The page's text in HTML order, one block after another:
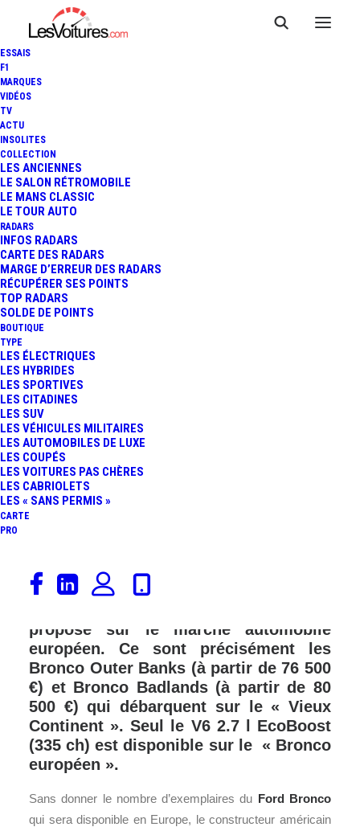
ESSAIS
F1
MARQUES
VIDÉOS
TV
ACTU
INSOLITES
COLLECTION
LES ANCIENNES
LE SALON RÉTROMOBILE
LE MANS CLASSIC
LE TOUR AUTO
RADARS
INFOS RADARS
CARTE DES RADARS
MARGE D’ERREUR DES RADARS
RÉCUPÉRER SES POINTS
TOP RADARS
SOLDE DE POINTS
BOUTIQUE
TYPE
LES ÉLECTRIQUES
LES HYBRIDES
LES SPORTIVES
LES CITADINES
LES SUV
LES VÉHICULES MILITAIRES
LES AUTOMOBILES DE LUXE
LES COUPÉS
LES VOITURES PAS CHÈRES
LES CABRIOLETS
LES « SANS PERMIS »
CARTE
PRO
FORD BRONCO : IL DÉBARQUE
EN FRANCE À PARTIR DE 76
4 Minutes
Dévoilé à l’été 2020 après 24 ans
d’absence au sein du catalogue Ford,
proposé sur le marché automobile
européen. Ce sont précisément les
Bronco Outer Banks (à partir de 76 500
€) et Bronco Badlands (à partir de 80
500 €) qui débarquent sur le « Vieux
Continent ». Seul le V6 2.7 l EcoBoost
(335 ch) est disponible sur le « Bronco
européen ».
Sans donner le nombre d’exemplaires du FordBronco
qui sera disponible en Europe, le constructeur américain